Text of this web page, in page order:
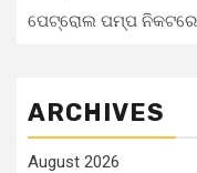
ପେଟ୍ରୋଲ ପମ୍ପ ନିକଟରେ
ARCHIVES
August 2026